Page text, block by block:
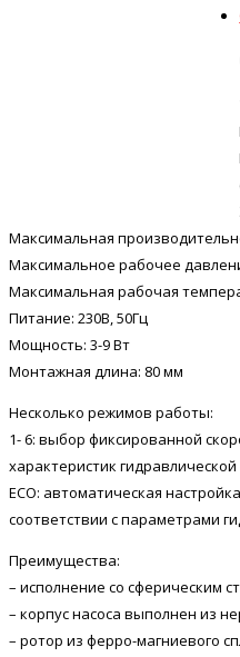
Максимальная
Максимальное рабочее
Максимальная рабочая
Питание: 230В, 50Гц
Мощность: 3-9 Вт
Монтажная длина: 80 мм
Несколько режимов работы:
1- 6: выбор фиксированной
характеристик
ECO: автоматическая
соответствии с параметрами
Преимущества:
– исполнение со сферическим
– корпус насоса выполнен из
– ротор из ферро-магниевого